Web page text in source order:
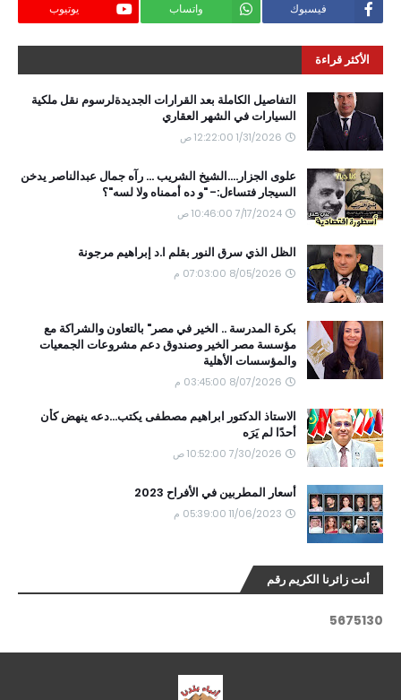
فيسبوك واتساب يوتيوب
الأكثر قراءة
التفاصيل الكاملة بعد القرارات الجديدةلرسوم نقل ملكية
السيارات في الشهر العقاري
1/31/2026 12:22:00 ص
علوى الجزار....الشيخ الشريب ... رآه جمال عبدالناصر يدخن
السيجار فتساءل:- "و ده أممناه ولا لسه"؟
7/17/2024 10:46:00 ص
الظل الذي سرق النور بقلم ا.د إبراهيم مرجونة
8/05/2026 07:03:00 م
بكرة المدرسة .. الخير في مصر" بالتعاون والشراكة مع
مؤسسة مصر الخير وصندوق دعم مشروعات الجمعيات
والمؤسسات الأهلية
8/07/2026 03:45:00 م
الاستاذ الدكتور ابراهيم مصطفى يكتب...دعه ينهض كأن
أحدًا لم يَرَه
7/30/2026 10:52:00 ص
أسعار المطربين في الأفراح 2023
11/06/2023 05:39:00 م
أنت زائرنا الكريم رقم
5675130